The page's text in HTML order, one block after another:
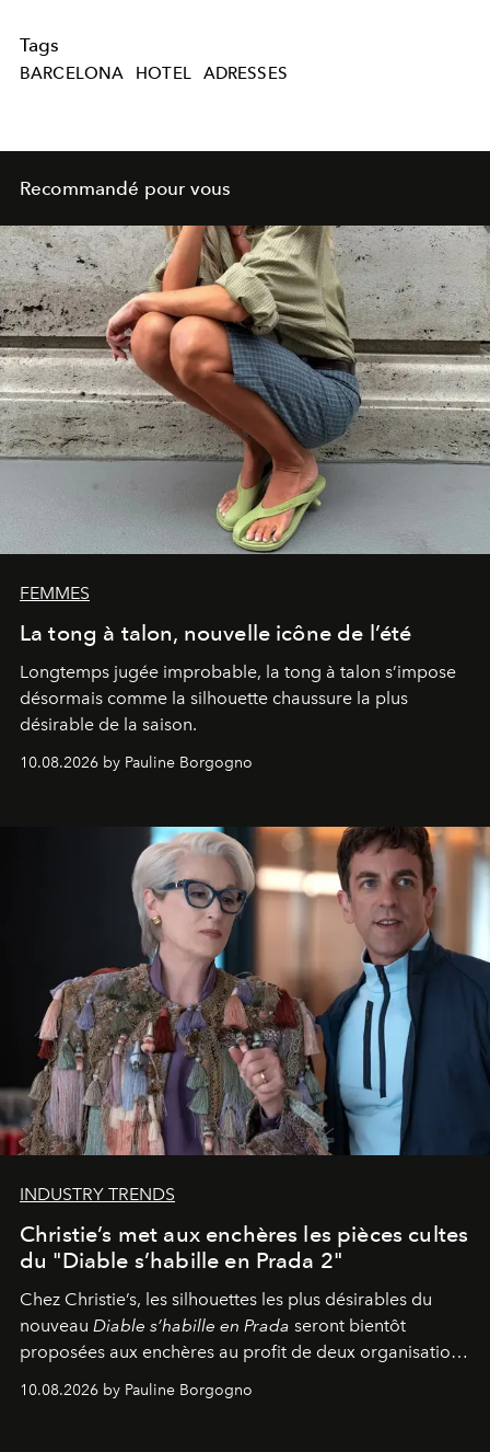
Tags
BARCELONA HOTEL ADRESSES
Recommandé pour vous
FEMMES
La tong à talon, nouvelle icône de l’été
Longtemps jugée improbable, la tong à talon s’impose
désormais comme la silhouette chaussure la plus
désirable de la saison.
10.08.2026 by Pauline Borgogno
INDUSTRY TRENDS
Christie’s met aux enchères les pièces cultes
du "Diable s’habille en Prada 2"
Chez Christie’s, les silhouettes les plus désirables du
nouveau Diable s’habille en Prada seront bientôt
proposées aux enchères au profit de deux organisations
10.08.2026 by Pauline Borgogno